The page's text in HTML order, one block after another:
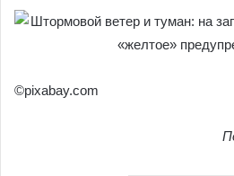
©pixabay.com